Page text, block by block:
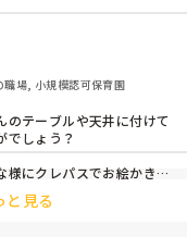
場, 小規模認可保育園
のテーブルや天井に付けて
でしょう？
様にクレパスでお絵かきし
すずらんテープなどに並べ
になると思います！
と見る